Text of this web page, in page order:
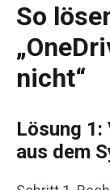
So
nicht“
Lösung 1:
aus dem